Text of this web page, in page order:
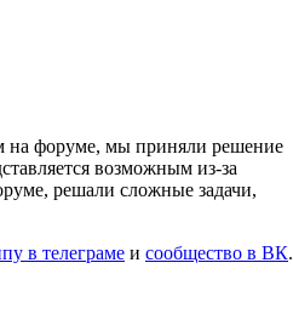
на форуме, мы приняли решение
возможным из-за
решали сложные задачи,
в телеграме и сообщество в ВК.